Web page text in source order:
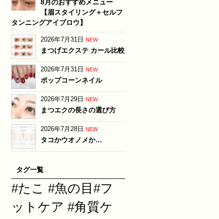
8月のおすすめメニュー
【眉スタイリング＋セルフ
タンニングアイブロウ】
2026年7月31日 NEW
まつげエクステ カール比較
2026年7月31日 NEW
ポップコーンネイル
2026年7月29日 NEW
まつエクの長さの選び方
2026年7月28日 NEW
タコかウオノメか…
タグ一覧
#たこ #魚の目#フ
ットケア #角質ケ